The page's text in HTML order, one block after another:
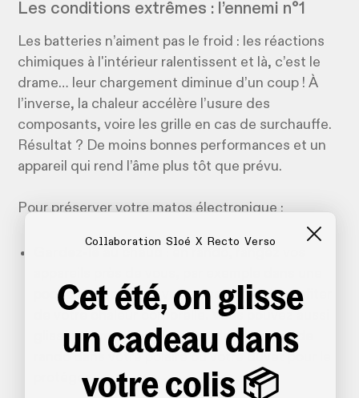
Les conditions extrêmes : l’ennemi n°1
Les batteries n’aiment pas le froid : les réactions
chimiques à l'intérieur ralentissent et là, c’est le
drame… leur chargement diminue d’un coup ! À
l’inverse, la chaleur accélère l’usure des
composants, voire les grille en cas de surchauffe.
Résultat ? De moins bonnes performances et un
appareil qui rend l’âme plus tôt que prévu.
Pour préserver votre matos électronique :​
poche intérieure de votre veste afin de profiter
de votre chaleur corporelle.​ Vous pouvez aussi
glisser du matériel au milieu de votre sac de
rando dans votre polaire ou votre duvet pour le
protéger.
Collaboration Sloé X Recto Verso
Cet été, on glisse
un cadeau dans
votre colis 📦